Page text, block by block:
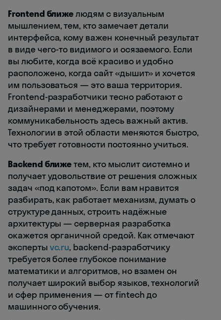
Frontend ближелюдям с визуальным
мышлением, тем, кто замечает детали
интерфейса, кому важен конечный результат
в виде чего-то видимого и осязаемого. Если
вы любите, когда всё красиво и удобно
расположено, когда сайт «дышит» и хочется
им пользоваться — это ваша территория.
Frontend-разработчики тесно работают с
дизайнерами и менеджерами, поэтому
коммуникабельность здесь важный актив.
Технологии в этой области меняются быстро,
что требует готовности постоянно учиться.
Backend ближетем, кто мыслит системно и
получает удовольствие от решения сложных
задач «под капотом». Если вам нравится
разбирать, как работает механизм, думать о
структуре данных, строить надёжные
архитектуры — серверная разработка
окажется органичной средой. Как отмечают
эксперты vc.ru, backend-разработчику
требуется более глубокое понимание
математики и алгоритмов, но взамен он
получает широкий выбор языков, технологий
и сфер применения — от fintech до
машинного обучения.